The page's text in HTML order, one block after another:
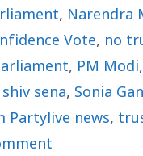
, Narendra
Vote, no
, PM Modi,
shiv sena, Sonia
Partylive news,